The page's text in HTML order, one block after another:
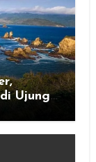
Ujung